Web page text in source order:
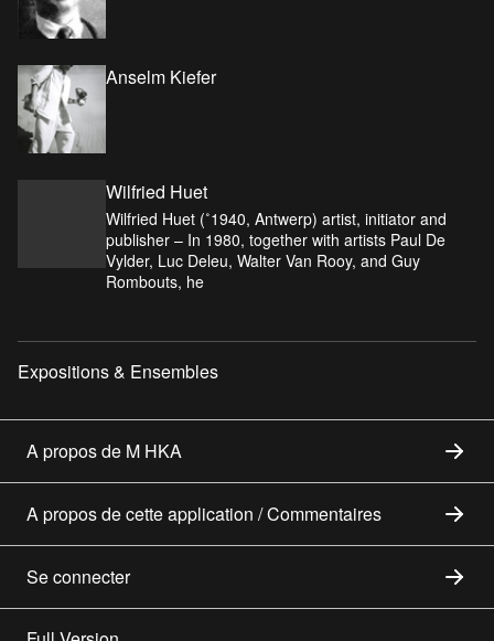
Anselm Kiefer
Wilfried Huet
Wilfried Huet (˚1940, Antwerp) artist, initiator and
publisher – In 1980, together with artists Paul De
Vylder, Luc Deleu, Walter Van Rooy, and Guy
Rombouts, he
Expositions & Ensembles
A propos de M HKA
A propos de cette application / Commentaires
Se connecter